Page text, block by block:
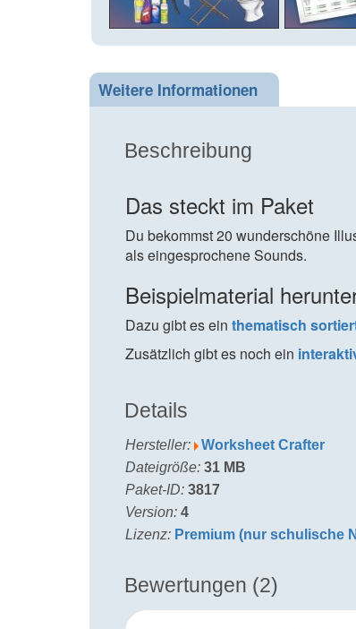
Weitere Informationen
Beschreibung
Das steckt im Paket
Du bekommst 20 wunderschöne
als eingesprochene Sounds.
Beispielmaterial
Dazu gibt es ein thematisch
Zusätzlich gibt es noch ein
Details
Hersteller:
Worksheet Crafter
Dateigröße: 31 MB
Paket-ID: 3817
Version: 4
Lizenz: Premium (nur schulische
Bewertungen (2)